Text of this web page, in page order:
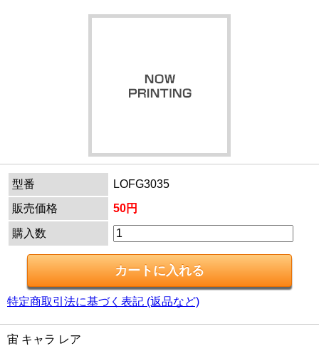
型番
LOFG3035
販売価格
50円
購入数
特定商取引法に基づく表記 (返品など)
宙 キャラ レア